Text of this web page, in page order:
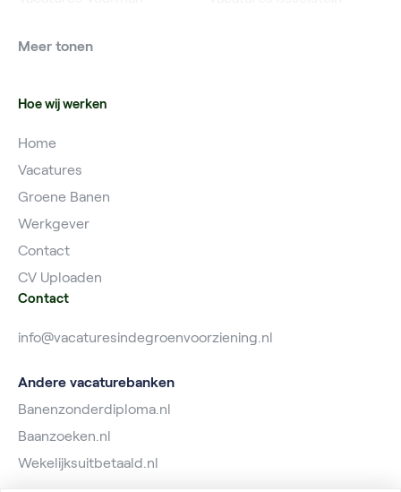
Vacatures Planner
Meer tonen
Hoe wij werken
Home
Vacatures
Groene Banen
Werkgever
Contact
CV Uploaden
Contact
info@vacaturesindegroenvoorziening.nl
Andere vacaturebanken
Banenzonderdiploma.nl
Baanzoeken.nl
Wekelijksuitbetaald.nl